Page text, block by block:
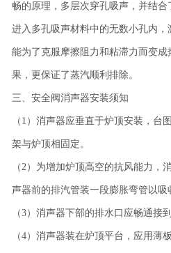
畅的原理，多层次穿孔吸声，并结
进入多孔吸声材料中的无数小孔内
能为了克服摩擦阻力和粘滞力而变
果，更保证了蒸汽顺利排除。
三、安全阀消声器安装须知
（1）消声器应垂直于炉顶安装，台
架与炉顶相固定。
（2）为增加炉顶高空的抗风能力，
声器前的排汽管装一段膨胀弯管以吸
（3）消声器下部的排水口应畅通接
（4）消声器装在炉顶平台，应用薄